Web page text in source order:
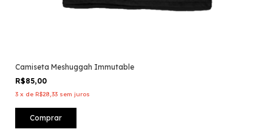
Camiseta Meshuggah Immutable
R$85,00
3 x de R$28,33 sem juros
Comprar